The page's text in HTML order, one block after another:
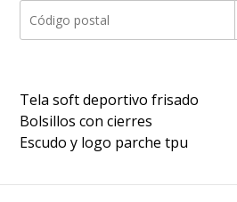
Tela soft deportivo frisado
Bolsillos con cierres
Escudo y logo parche tpu